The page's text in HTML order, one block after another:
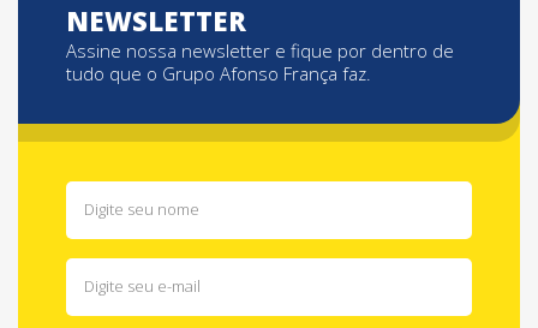
NEWSLETTER
Assine nossa newsletter e fique por dentro de
tudo que o Grupo Afonso França faz.